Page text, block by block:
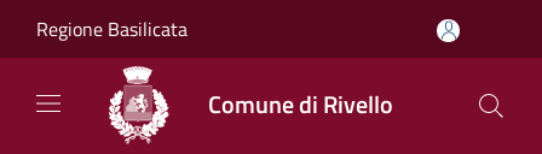
Regione Basilicata
Comune di Rivello